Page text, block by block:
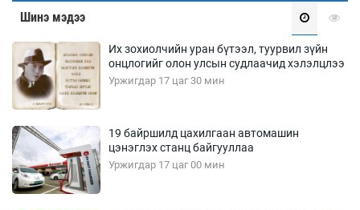
Шинэ мэдээ
Их зохиолчийн уран бүтээл, туурвил зүйн
онцлогийг олон улсын судлаачид хэлэлцлээ
Уржигдар 17 цаг 30 мин
19 байршилд цахилгаан автомашин
цэнэглэх станц байгууллаа
Уржигдар 17 цаг 00 мин